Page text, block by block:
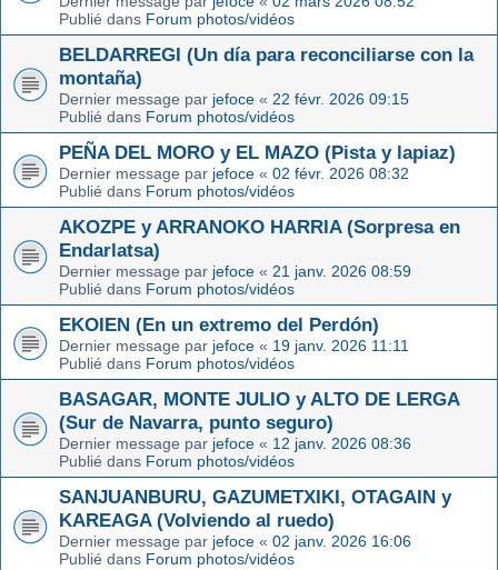
Publié dans Forum photos/vidéos
BELDARREGI (Un día para reconciliarse con la
montaña)
Dernier message par jefoce « 22 févr. 2026 09:15
Publié dans Forum photos/vidéos
PEÑA DEL MORO y EL MAZO (Pista y lapiaz)
Dernier message par jefoce « 02 févr. 2026 08:32
Publié dans Forum photos/vidéos
AKOZPE y ARRANOKO HARRIA (Sorpresa en
Endarlatsa)
Dernier message par jefoce « 21 janv. 2026 08:59
Publié dans Forum photos/vidéos
EKOIEN (En un extremo del Perdón)
Dernier message par jefoce « 19 janv. 2026 11:11
Publié dans Forum photos/vidéos
BASAGAR, MONTE JULIO y ALTO DE LERGA
(Sur de Navarra, punto seguro)
Dernier message par jefoce « 12 janv. 2026 08:36
Publié dans Forum photos/vidéos
SANJUANBURU, GAZUMETXIKI, OTAGAIN y
KAREAGA (Volviendo al ruedo)
Dernier message par jefoce « 02 janv. 2026 16:06
Publié dans Forum photos/vidéos